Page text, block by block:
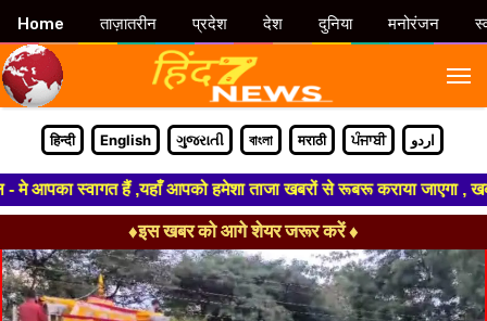
हिन्दी English ગુજરાતી বাংলা मराठी ਪੰਜਾਬੀ اردو
स्वागत हैं ,यहाँ आपको हमेशा ताजा खबरों से रूबरू कराया जाएगा ,
♦इस खबर को आगे शेयर जरूर करें ♦
Home ताज़ातरीन प्रदेश देश दुनिया मनोरंजन